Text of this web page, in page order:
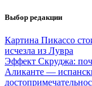
Выбор редакции
Картина Пикассо
исчезла из Лувра
Эффект Скруджа:
Аликанте —